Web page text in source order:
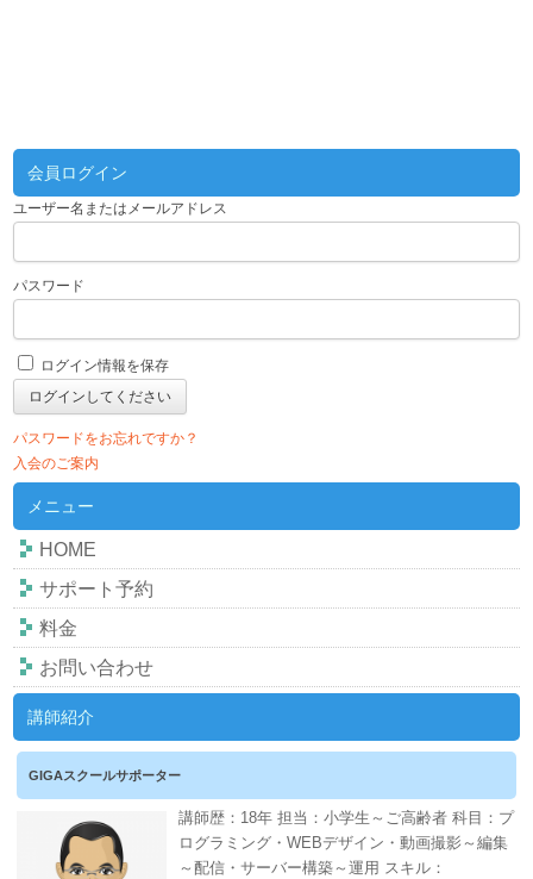
会員ログイン
ユーザー名またはメールアドレス
パスワード
ログイン情報を保存
パスワードをお忘れですか？
入会のご案内
メニュー
HOME
サポート予約
料金
お問い合わせ
講師紹介
GIGAスクールサポーター
講師歴：18年 担当：小学生～ご高齢者 科目：プ
ログラミング・WEBデザイン・動画撮影～編集
～配信・サーバー構築～運用 スキル：